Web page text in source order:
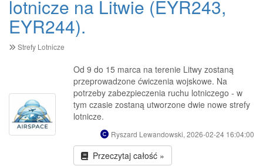
lotnicze na Litwie (EYR243,
EYR244).
Strefy Lotnicze
Od 9 do 15 marca na terenie Litwy zostaną
przeprowadzone ćwiczenia wojskowe. Na
potrzeby zabezpieczenia ruchu lotniczego - w
tym czasie zostaną utworzone dwie nowe strefy
lotnicze.
Ryszard Lewandowski, 2026-02-24 16:04:00
Przeczytaj całość »